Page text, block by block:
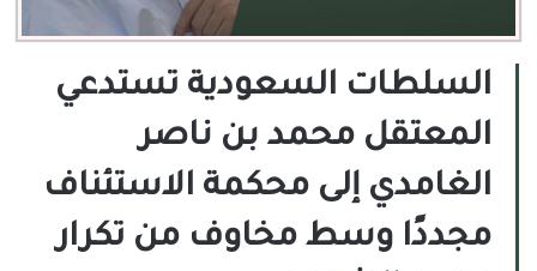
السلطات السعودية تستدعي
المعتقل محمد بن ناصر
الغامدي إلى محكمة الاستئناف
مجددًا وسط مخاوف من تكرار